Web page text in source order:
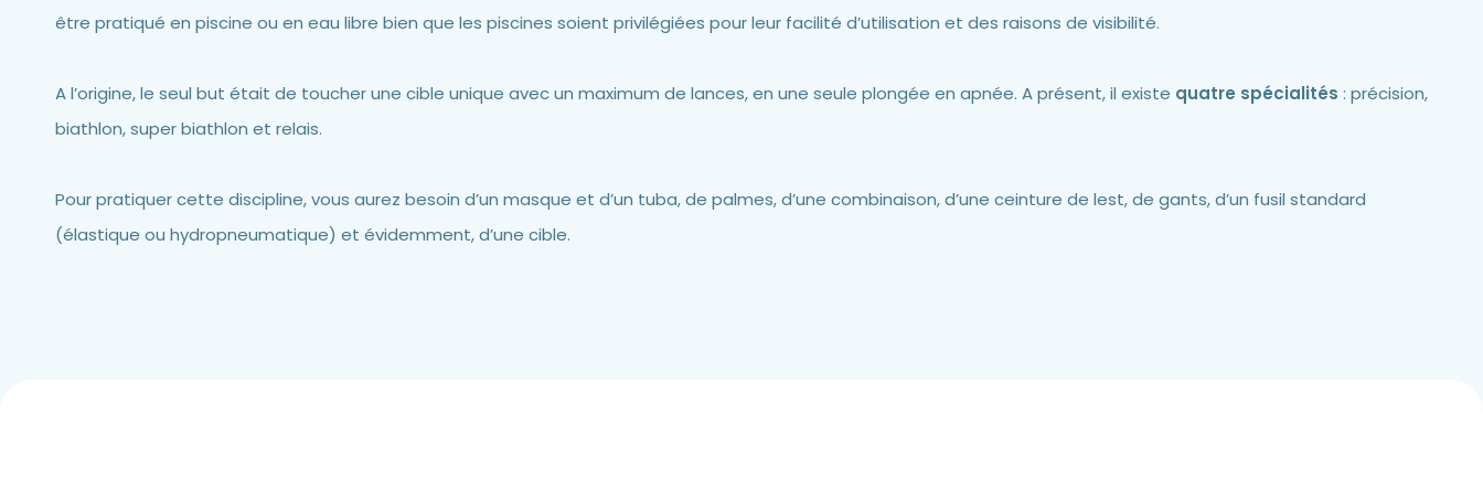
être pratiqué en piscine ou en eau libre bien que les piscines soient privilégiées pour leur facilité d’utilisation et des raisons de visibilité.
A l’origine, le seul but était de toucher une cible unique avec un maximum de lances, en une seule plongée en apnée. A présent, il existe quatre spécialités : précision,
biathlon, super biathlon et relais.
Pour pratiquer cette discipline, vous aurez besoin d’un masque et d’un tuba, de palmes, d’une combinaison, d’une ceinture de lest, de gants, d’un fusil standard
(élastique ou hydropneumatique) et évidemment, d’une cible.